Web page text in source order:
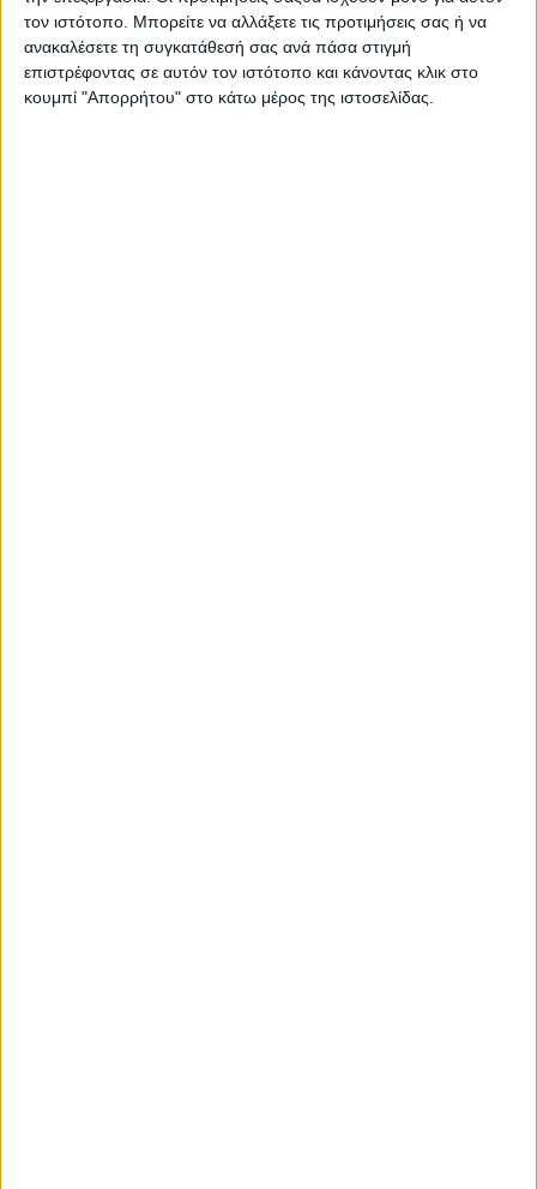
τον ιστότοπο. Μπορείτε να αλλάξετε τις προτιμήσεις σας ή να
ανακαλέσετε τη συγκατάθεσή σας ανά πάσα στιγμή
επιστρέφοντας σε αυτόν τον ιστότοπο και κάνοντας κλικ στο
κουμπί "Απορρήτου" στο κάτω μέρος της ιστοσελίδας.
σημαντικοί οικονομολόγοι διεθνούς
εμβέλειας, εκ των οποίων τέσσερις
αναδείχθηκαν σε κρίσιμες στιγμές στο